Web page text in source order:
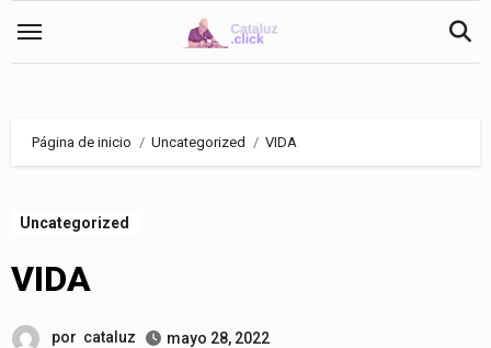
Página de inicio Uncategorized VIDA
Uncategorized
VIDA
por cataluz mayo 28, 2022